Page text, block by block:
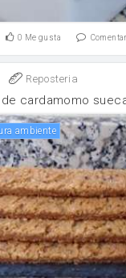
0 Me gusta Comentar
Reposteria
de cardamomo
ambiente